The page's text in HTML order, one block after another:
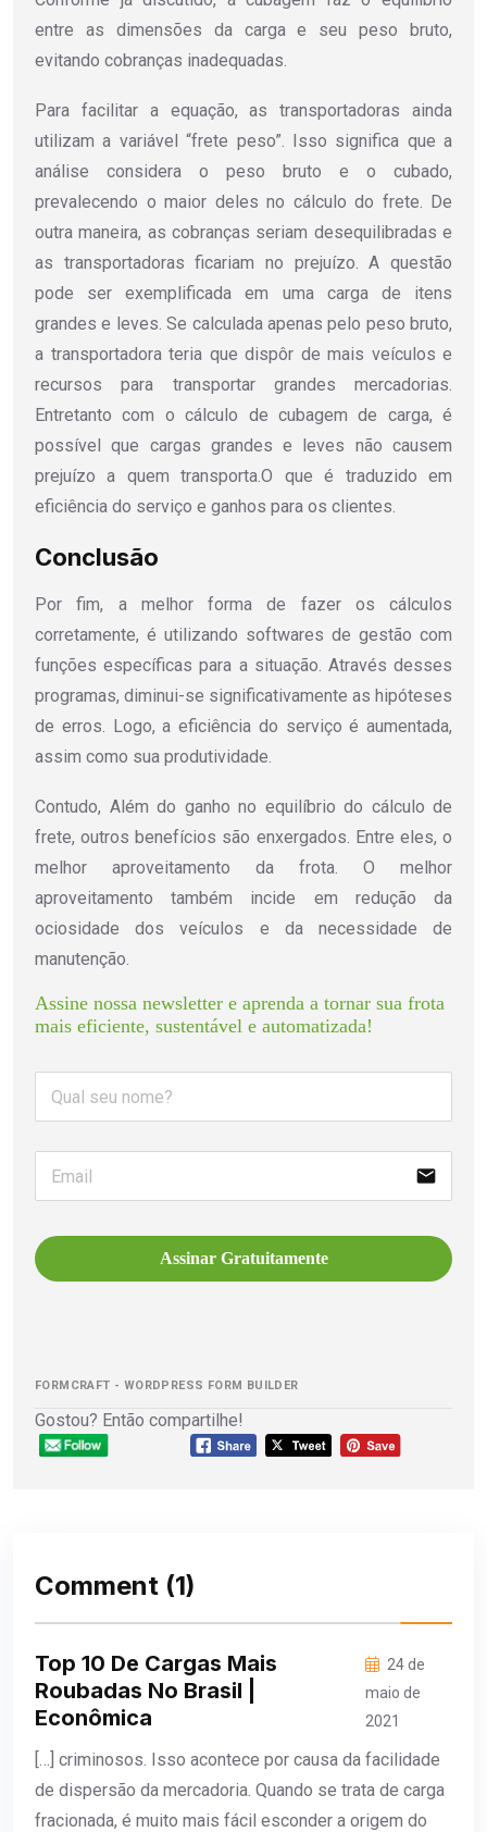
entre as dimensões da carga e seu peso bruto,
evitando cobranças inadequadas.
Para facilitar a equação, as transportadoras ainda
utilizam a variável “frete peso”. Isso significa que a
análise considera o peso bruto e o cubado,
prevalecendo o maior deles no cálculo do frete. De
outra maneira, as cobranças seriam desequilibradas e
as transportadoras ficariam no prejuízo. A questão
pode ser exemplificada em uma carga de itens
grandes e leves. Se calculada apenas pelo peso bruto,
a transportadora teria que dispôr de mais veículos e
recursos para transportar grandes mercadorias.
Entretanto com o cálculo de cubagem de carga, é
possível que cargas grandes e leves não causem
prejuízo a quem transporta.O que é traduzido em
eficiência do serviço e ganhos para os clientes.
Conclusão
Por fim, a melhor forma de fazer os cálculos
corretamente, é utilizando softwares de gestão com
funções específicas para a situação. Através desses
programas, diminui-se significativamente as hipóteses
de erros. Logo, a eficiência do serviço é aumentada,
assim como sua produtividade.
Contudo, Além do ganho no equilíbrio do cálculo de
frete, outros benefícios são enxergados. Entre eles, o
melhor aproveitamento da frota. O melhor
aproveitamento também incide em redução da
ociosidade dos veículos e da necessidade de
manutenção.
Assine nossa newsletter e aprenda a tornar sua frota
mais eficiente, sustentável e automatizada!
email
Assinar Gratuitamente
FORMCRAFT - WORDPRESS FORM BUILDER
Gostou? Então compartilhe!
Comment (1)
Top 10 De Cargas Mais
Roubadas No Brasil |
Econômica
24 de
maio de
2021
[…] criminosos. Isso acontece por causa da facilidade
de dispersão da mercadoria. Quando se trata de carga
fracionada, é muito mais fácil esconder a origem do